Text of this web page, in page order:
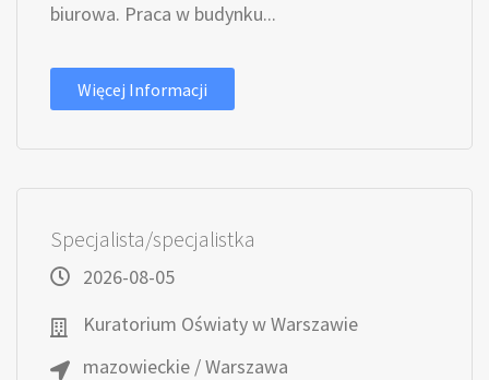
biurowa. Praca w budynku...
Więcej Informacji
Specjalista/specjalistka
2026-08-05
Kuratorium Oświaty w Warszawie
mazowieckie / Warszawa